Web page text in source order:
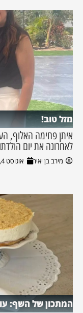
מזל טוב!
איתן פחימה האלוף,
לאחרונה את יום הולדתו
מירב בן יאיר אוגוסט 4, 2026
המתכון של השף: